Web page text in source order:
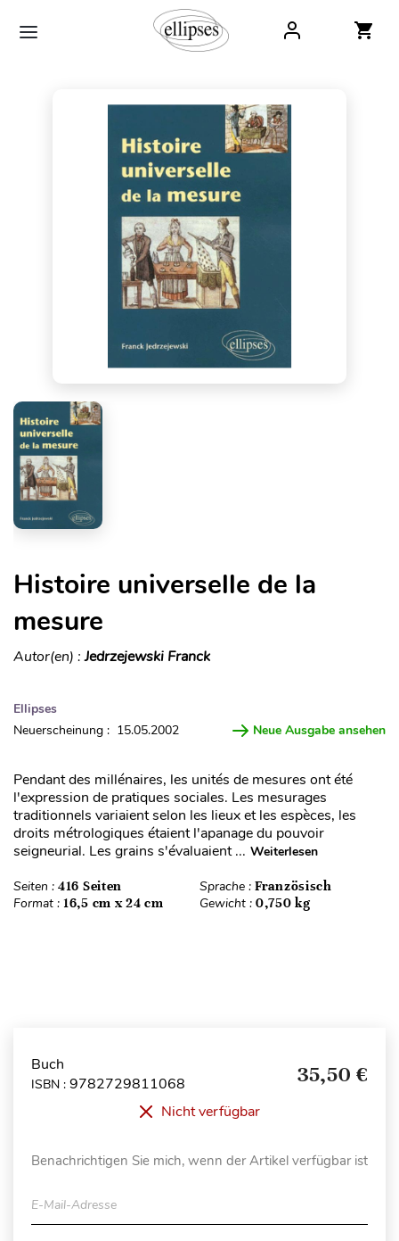
Histoire universelle de la
mesure
Autor(en) :Jedrzejewski Franck
Ellipses
Neuerscheinung : 15.05.2002
Neue Ausgabe ansehen
Pendant des millénaires, les unités de mesures ont été
l'expression de pratiques sociales. Les mesurages
traditionnels variaient selon les lieux et les espèces, les
droits métrologiques étaient l'apanage du pouvoir
seigneurial. Les grains s'évaluaient ... Weiterlesen
Seiten : 416 Seiten Sprache : Französisch
Format : 16,5 cm x 24 cm Gewicht : 0,750 kg
Buch
ISBN : 9782729811068 35,50 €
Nicht verfügbar
Benachrichtigen Sie mich, wenn der Artikel verfügbar ist
E-Mail-Adresse